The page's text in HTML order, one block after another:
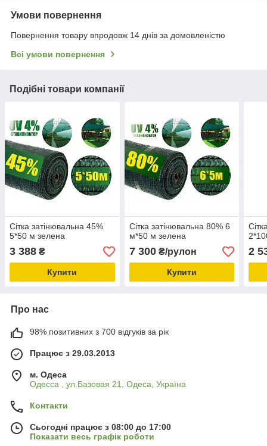
Умови повернення
Повернення товару впродовж 14 днів за домовленістю
Всі умови повернення
Подібні товари компанії
Сітка затінювальна 45%
5*50 м зелена
3 388 ₴
Купити
Сітка затінювальна 80% 6
м*50 м зелена
7 300₴/рулон
Купити
2
Про нас
98% позитивних з 700 відгуків за рік
Працює з 29.03.2013
м. Одеса
Одесса , ул.Базовая 21, Одеса, Україна
Контакти
Сьогодні працює з 08:00 до 17:00
Показати весь графік роботи